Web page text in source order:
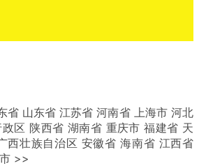
省 山东省 江苏省 河南省 上海市 河北
区 陕西省 湖南省 重庆市 福建省 天
西壮族自治区 安徽省 海南省 江西省
>>